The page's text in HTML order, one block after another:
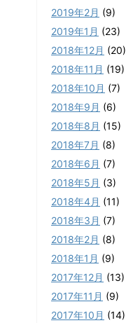
2019年2月 (9)
2019年1月 (23)
2018年12月 (20)
2018年11月 (19)
2018年10月 (7)
2018年9月 (6)
2018年8月 (15)
2018年7月 (8)
2018年6月 (7)
2018年5月 (3)
2018年4月 (11)
2018年3月 (7)
2018年2月 (8)
2018年1月 (9)
2017年12月 (13)
2017年11月 (9)
2017年10月 (14)